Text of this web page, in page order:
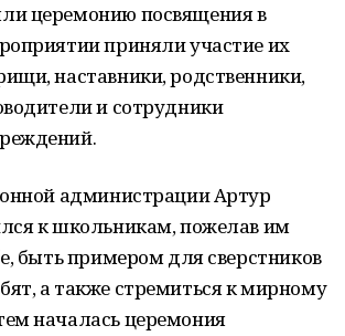
церемонию посвящения в
приняли участие их
наставники, родственники,
и сотрудники
администрации Артур
к школьникам, пожелав им
быть примером для сверстников
а также стремиться к мирному
началась церемония